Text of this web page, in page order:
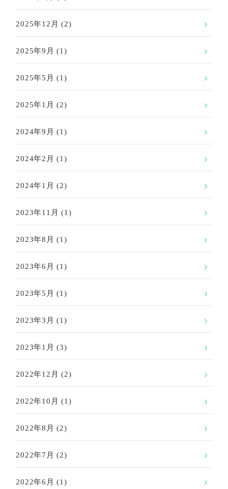
2025年12月 (2)
2025年9月 (1)
2025年5月 (1)
2025年1月 (2)
2024年9月 (1)
2024年2月 (1)
2024年1月 (2)
2023年11月 (1)
2023年8月 (1)
2023年6月 (1)
2023年5月 (1)
2023年3月 (1)
2023年1月 (3)
2022年12月 (2)
2022年10月 (1)
2022年8月 (2)
2022年7月 (2)
2022年6月 (1)